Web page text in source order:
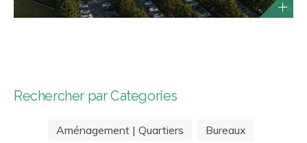
Rechercher par Categories
Aménagement | Quartiers
Bureaux